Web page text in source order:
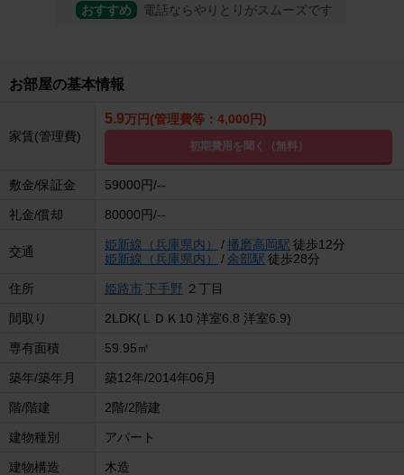
おすすめ 電話ならやりとりがスムーズです
お部屋の基本情報
家賃(管理費)
5.9万円(管理費等：4,000円)
初期費用を聞く（無料）
敷金/保証金 59000円/--
礼金/償却 80000円/--
交通 姫新線（兵庫県内） /播磨高岡駅 徒歩12分
姫新線（兵庫県内）
/ 余部駅 徒歩28分
住所 姫路市 下手野 ２丁目
間取り 2LDK(ＬＤＫ10 洋室6.8 洋室6.9)
専有面積 59.95㎡
築年/築年月 築12年/2014年06月
階/階建 2階/2階建
建物種別 アパート
建物構造 木造